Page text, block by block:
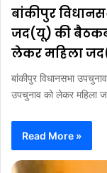
बांकीपुर
जद(यू) की
लेकर महिला
बांकीपुर विधानसभा
उपचुनाव को लेकर
Read More »